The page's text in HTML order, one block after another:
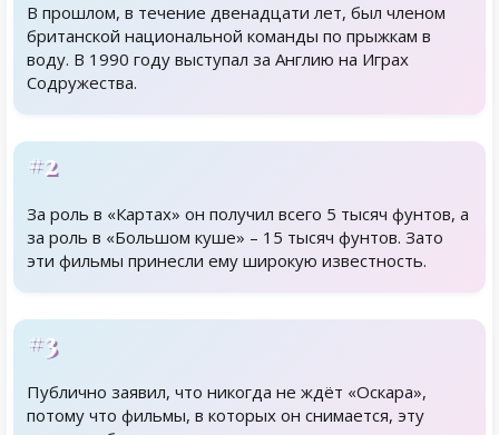
В прошлом, в течение двенадцати лет, был членом
британской национальной команды по прыжкам в
воду. В 1990 году выступал за Англию на Играх
Содружества.
#2
За роль в «Картах» он получил всего 5 тысяч фунтов, а
за роль в «Большом куше» – 15 тысяч фунтов. Зато
эти фильмы принесли ему широкую известность.
#3
Публично заявил, что никогда не ждёт «Оскара»,
потому что фильмы, в которых он снимается, эту